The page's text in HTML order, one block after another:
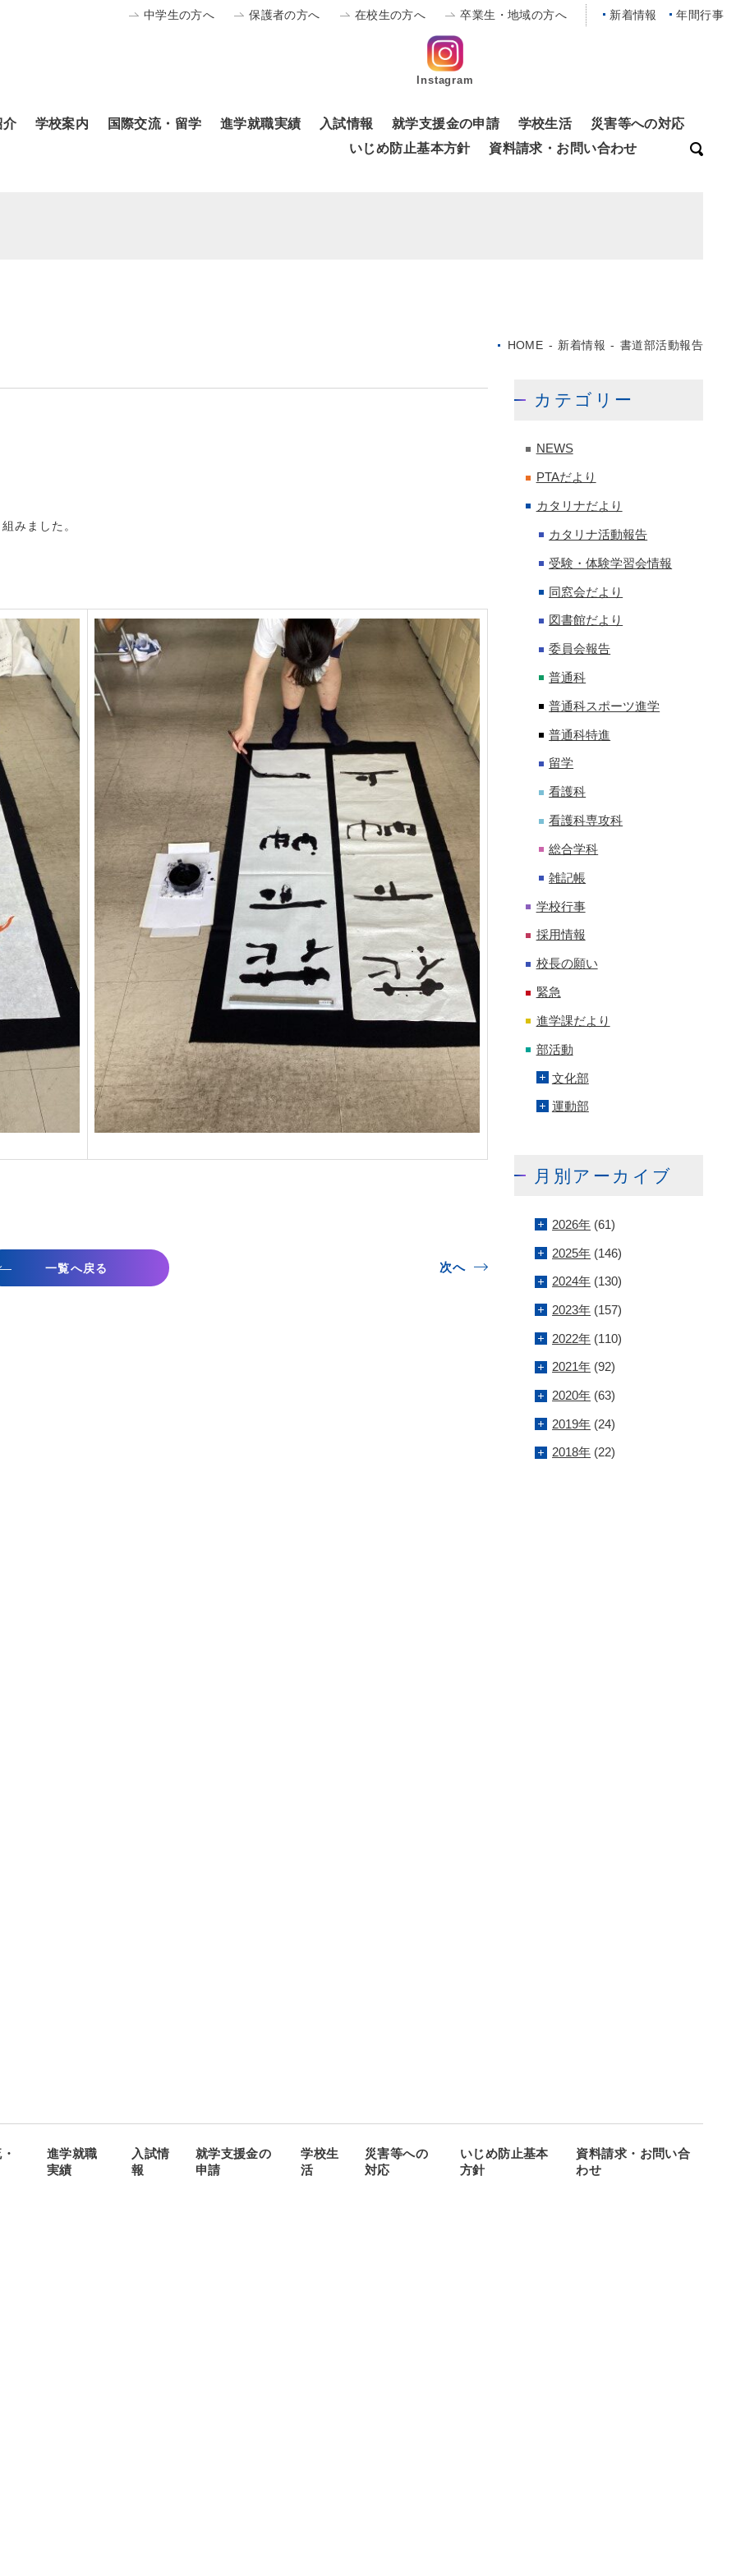
中学生の方へ 保護者の方へ 在校生の方へ 卒業生・地域の方へ 新着情報 年間行事
Instagram
介 学校案内 国際交流・留学 進学就職実績 入試情報 就学支援金の申請 学校生活
災害等への対応
いじめ防止基本方針
資料請求・お問い合わせ
HOME - 新着情報 - 書道部活動報告
みました。
次へ
一覧へ戻る
カテゴリー
NEWS
PTAだより
カタリナだより
カタリナ活動報告
受験・体験学習会情報
同窓会だより
図書館だより
委員会報告
普通科
普通科スポーツ進学
普通科特進
留学
看護科
看護科専攻科
総合学科
雑記帳
学校行事
採用情報
校長の願い
緊急
進学課だより
部活動
文化部
運動部
月別アーカイブ
2026年 (61)
2025年 (146)
2024年 (130)
2023年 (157)
2022年 (110)
2021年 (92)
2020年 (63)
2019年 (24)
2018年 (22)
進学就職
実績
入試情
報
就学支援金の
申請
学校生
活
災害等への
対応
いじめ防止基本
方針
資料請求・お問い合
わせ